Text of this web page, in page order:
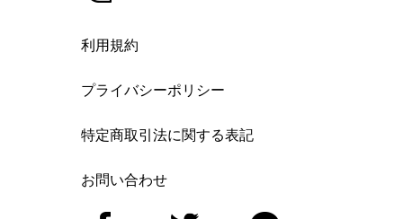
利用規約
プライバシーポリシー
特定商取引法に関する表記
お問い合わせ